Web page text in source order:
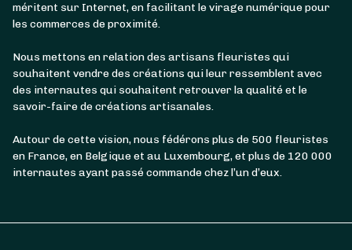
méritent sur Internet, en facilitant le virage numérique pour
les commerces de proximité.
Nous mettons en relation des artisans fleuristes qui
souhaitent vendre des créations qui leur ressemblent avec
des internautes qui souhaitent retrouver la qualité et le
savoir-faire de créations artisanales.
Autour de cette vision, nous fédérons plus de 500 fleuristes
en France, en Belgique et au Luxembourg, et plus de 120 000
internautes ayant passé commande chez l’un d’eux.